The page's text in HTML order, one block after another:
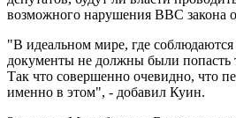
возможного нарушения BBC закона
"В идеальном мире, где соблюдаются
документы не должны были попасть
Так что совершенно очевидно, что
именно в этом", - добавил Куин.